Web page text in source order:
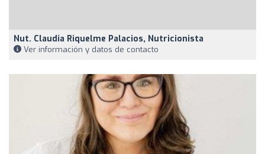
Nut. Claudia Riquelme Palacios, Nutricionista
Ver información y datos de contacto